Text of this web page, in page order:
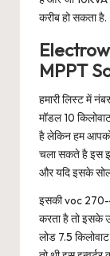
करीब हो सकता है.
MPPT
हमारी लिस्ट में
मॉडल 10
है लेकिन हम
चला सकते है इस
और यदि इसके
इसकी voc 270-
करता है तो इसके
लोड 7.5